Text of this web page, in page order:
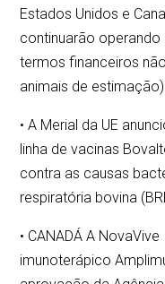
Estados Unidos e
continuarão
termos financeiros
animais de estimação)
• A Merial da UE
linha de vacinas
contra as causas
respiratória bovina
• CANADÁ A
imunoterápico